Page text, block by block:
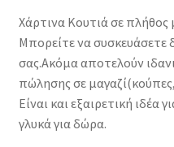
Χάρτινα Κουτιά σε πλήθος
Μπορείτε να συσκευάσετε
σας.Ακόμα αποτελούν
πώλησης σε
Είναι και εξαιρετική ιδέα
γλυκά για δώρα.